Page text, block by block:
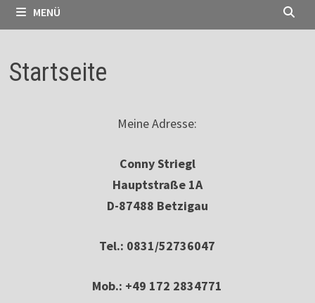
MENÜ
Startseite
Meine Adresse:
Conny Striegl
Hauptstraße 1A
D-87488 Betzigau
Tel.: 0831/52736047
Mob.: +49 172 2834771